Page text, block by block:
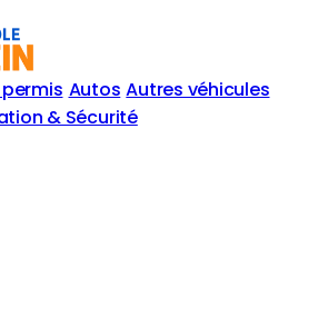
Autos Autres véhicules
& Sécurité